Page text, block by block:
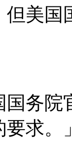
但美国
国务院
要求。